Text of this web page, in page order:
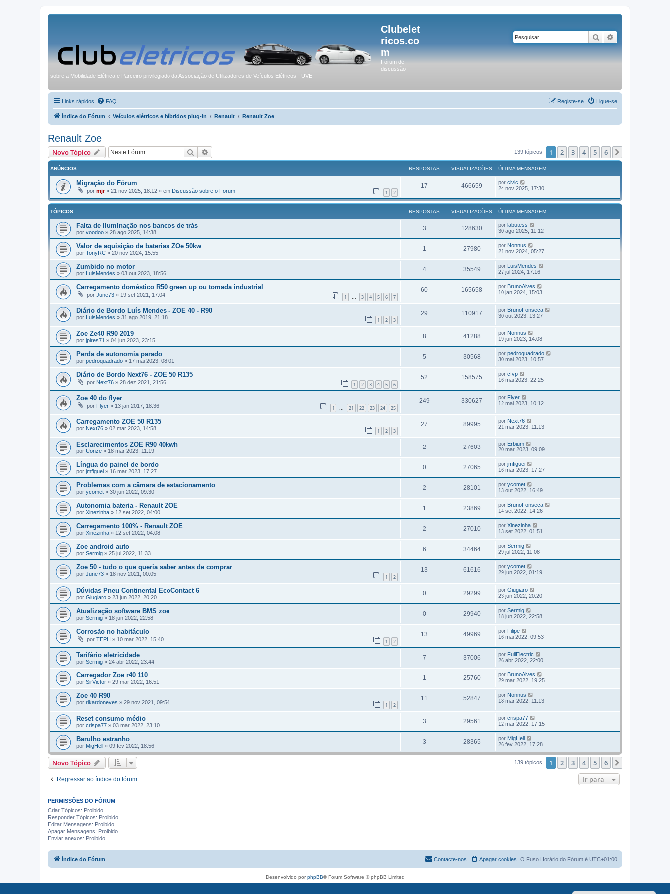
Clubelet
ricos.co
m
Fórum de
discussão
sobre a Mobilidade Elétrica e Parceiro privilegiado da Associação de Utilizadores de Veículos Elétricos - UVE
Pesquisar
Links rápidos FAQ Ligue-se
Registe-se
Índice do Fórum Veículos elétricos e híbridos plug-in Renault Renault Zoe
Renault Zoe
Novo Tópico Pesquisar 139 tópicos 1 2 3 4 5 6
ANÚNCIOS RESPOSTAS VISUALIZAÇÕES ÚLTIMA MENSAGEM
Migração do Fórum
por mjr» 21 nov 2025, 18:12 » em Discussão sobre o Forum 1 2
17 466659 por civic
24 nov 2025, 17:30
TÓPICOS RESPOSTAS VISUALIZAÇÕES ÚLTIMA MENSAGEM
Falta de iluminação nos bancos de trás
por voodoo » 28 ago 2025, 14:38
3 128630 por labutess
30 ago 2025, 11:12
Valor de aquisição de baterias ZOe 50kw
por TonyRC » 20 nov 2024, 15:55
1 27980 por Nonnus
21 nov 2024, 05:27
Zumbido no motor
por LuisMendes » 03 out 2023, 18:56
4 35549 por LuisMendes
27 jul 2024, 17:16
Carregamento doméstico R50 green up ou tomada industrial
por June73 » 19 set 2021, 17:04 1 ... 3 4 5 6 7
60 165658 por BrunoAlves
10 jan 2024, 15:03
Diário de Bordo Luís Mendes - ZOE 40 - R90
por LuisMendes » 31 ago 2019, 21:18 1 2 3
29 110917 por BrunoFonseca
30 out 2023, 13:27
Zoe Ze40 R90 2019
por jpires71 » 04 jun 2023, 23:15
8 41288 por Nonnus
19 jun 2023, 14:08
Perda de autonomia parado
por pedroquadrado » 17 mai 2023, 08:01
5 30568 por pedroquadrado
30 mai 2023, 10:57
Diário de Bordo Next76 - ZOE 50 R135
por Next76 » 28 dez 2021, 21:56 1 2 3 4 5 6
52 158575 por cfvp
16 mai 2023, 22:25
Zoe 40 do flyer
por Flyer » 13 jan 2017, 18:36 1 ... 21 22 23 24 25
249 330627 por Flyer
12 mai 2023, 10:12
Carregamento ZOE 50 R135
por Next76 » 02 mar 2023, 14:58 1 2 3
27 89995 por Next76
21 mar 2023, 11:13
Esclarecimentos ZOE R90 40kwh
por Uonze » 18 mar 2023, 11:19
2 27603 por Erbium
20 mar 2023, 09:09
Língua do painel de bordo
por jmfiguei » 16 mar 2023, 17:27
0 27065 por jmfiguei
16 mar 2023, 17:27
Problemas com a câmara de estacionamento
por ycomet » 30 jun 2022, 09:30
2 28101 por ycomet
13 out 2022, 16:49
Autonomia bateria - Renault ZOE
por Xinezinha » 12 set 2022, 04:00
1 23869 por BrunoFonseca
14 set 2022, 14:26
Carregamento 100% - Renault ZOE
por Xinezinha » 12 set 2022, 04:08
2 27010 por Xinezinha
13 set 2022, 01:51
Zoe android auto
por Sermig » 25 jul 2022, 11:33
6 34464 por Sermig
29 jul 2022, 11:08
Zoe 50 - tudo o que queria saber antes de comprar
por June73 » 18 nov 2021, 00:05 1 2
13 61616 por ycomet
29 jun 2022, 01:19
Dúvidas Pneu Continental EcoContact 6
por Giugiaro » 23 jun 2022, 20:20
0 29299 por Giugiaro
23 jun 2022, 20:20
Atualização software BMS zoe
por Sermig » 18 jun 2022, 22:58
0 29940 por Sermig
18 jun 2022, 22:58
Corrosão no habitáculo
por TEPH » 10 mar 2022, 15:40 1 2
13 49969 por Filipe
16 mai 2022, 09:53
Tarifário eletricidade
por Sermig » 24 abr 2022, 23:44
7 37006 por FullElectric
26 abr 2022, 22:00
Carregador Zoe r40 110
por SirVictor » 29 mar 2022, 16:51
1 25760 por BrunoAlves
29 mar 2022, 19:25
Zoe 40 R90
por rikardoneves » 29 nov 2021, 09:54 1 2
11 52847 por Nonnus
18 mar 2022, 11:13
Reset consumo médio
por crispa77 » 03 mar 2022, 23:10
3 29561 por crispa77
12 mar 2022, 17:15
Barulho estranho
por MigHell » 09 fev 2022, 18:56
3 28365 por MigHell
26 fev 2022, 17:28
Novo Tópico 139 tópicos 1 2 3 4 5 6
Regressar ao índice do fórum Ir para
PERMISSÕES DO FÓRUM
Criar Tópicos: Proibido
Responder Tópicos: Proibido
Editar Mensagens: Proibido
Apagar Mensagens: Proibido
Enviar anexos: Proibido
Índice do Fórum O Fuso Horário do Fórum é UTC+01:00
Apagar cookies
Contacte-nos
Desenvolvido porphpBB® Forum Software © phpBB Limited